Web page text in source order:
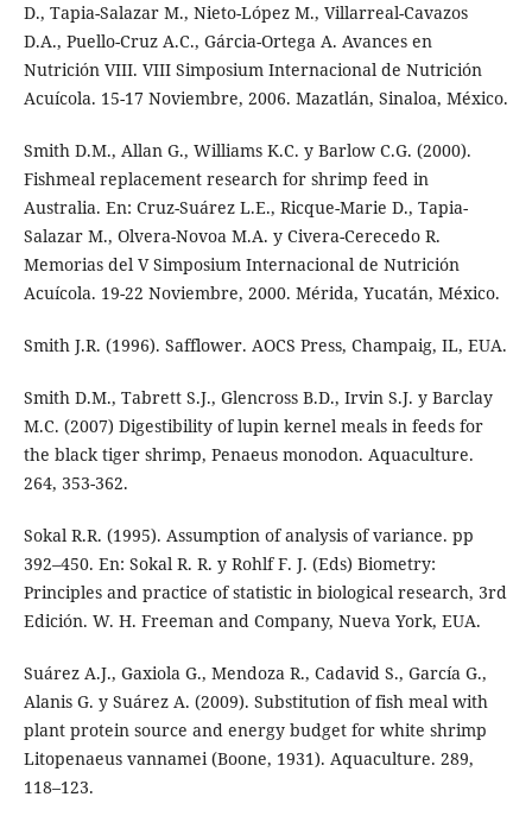
D., Tapia-Salazar M., Nieto-López M., Villarreal-Cavazos
D.A., Puello-Cruz A.C., Gárcia-Ortega A. Avances en
Nutrición VIII. VIII Simposium Internacional de Nutrición
Acuícola. 15-17 Noviembre, 2006. Mazatlán, Sinaloa, México.
Smith D.M., Allan G., Williams K.C. y Barlow C.G. (2000).
Fishmeal replacement research for shrimp feed in
Australia. En: Cruz-Suárez L.E., Ricque-Marie D., Tapia-
Salazar M., Olvera-Novoa M.A. y Civera-Cerecedo R.
Memorias del V Simposium Internacional de Nutrición
Acuícola. 19-22 Noviembre, 2000. Mérida, Yucatán, México.
Smith J.R. (1996). Safflower. AOCS Press, Champaig, IL, EUA.
Smith D.M., Tabrett S.J., Glencross B.D., Irvin S.J. y Barclay
M.C. (2007) Digestibility of lupin kernel meals in feeds for
the black tiger shrimp, Penaeus monodon. Aquaculture.
264, 353-362.
Sokal R.R. (1995). Assumption of analysis of variance. pp
392–450. En: Sokal R. R. y Rohlf F. J. (Eds) Biometry:
Principles and practice of statistic in biological research, 3rd
Edición. W. H. Freeman and Company, Nueva York, EUA.
Suárez A.J., Gaxiola G., Mendoza R., Cadavid S., García G.,
Alanis G. y Suárez A. (2009). Substitution of fish meal with
plant protein source and energy budget for white shrimp
Litopenaeus vannamei (Boone, 1931). Aquaculture. 289,
118–123.